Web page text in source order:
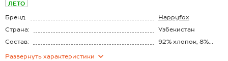
ЛЕТО
Бренд
Happyfox
Страна:
Узбекистан
Состав:
92% xлопок, 8%
Материал:
Развернуть характеристики